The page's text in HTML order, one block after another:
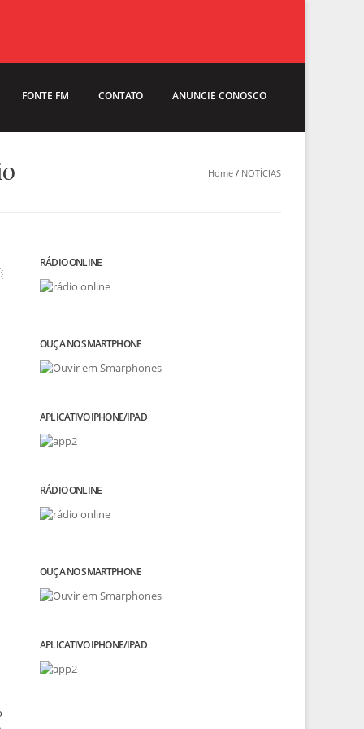
FONTE FM CONTATO ANUNCIE CONOSCO
Home / NOTÍCIAS
RÁDIO ONLINE
OUÇA NO SMARTPHONE
APLICATIVO IPHONE/IPAD
RÁDIO ONLINE
OUÇA NO SMARTPHONE
APLICATIVO IPHONE/IPAD